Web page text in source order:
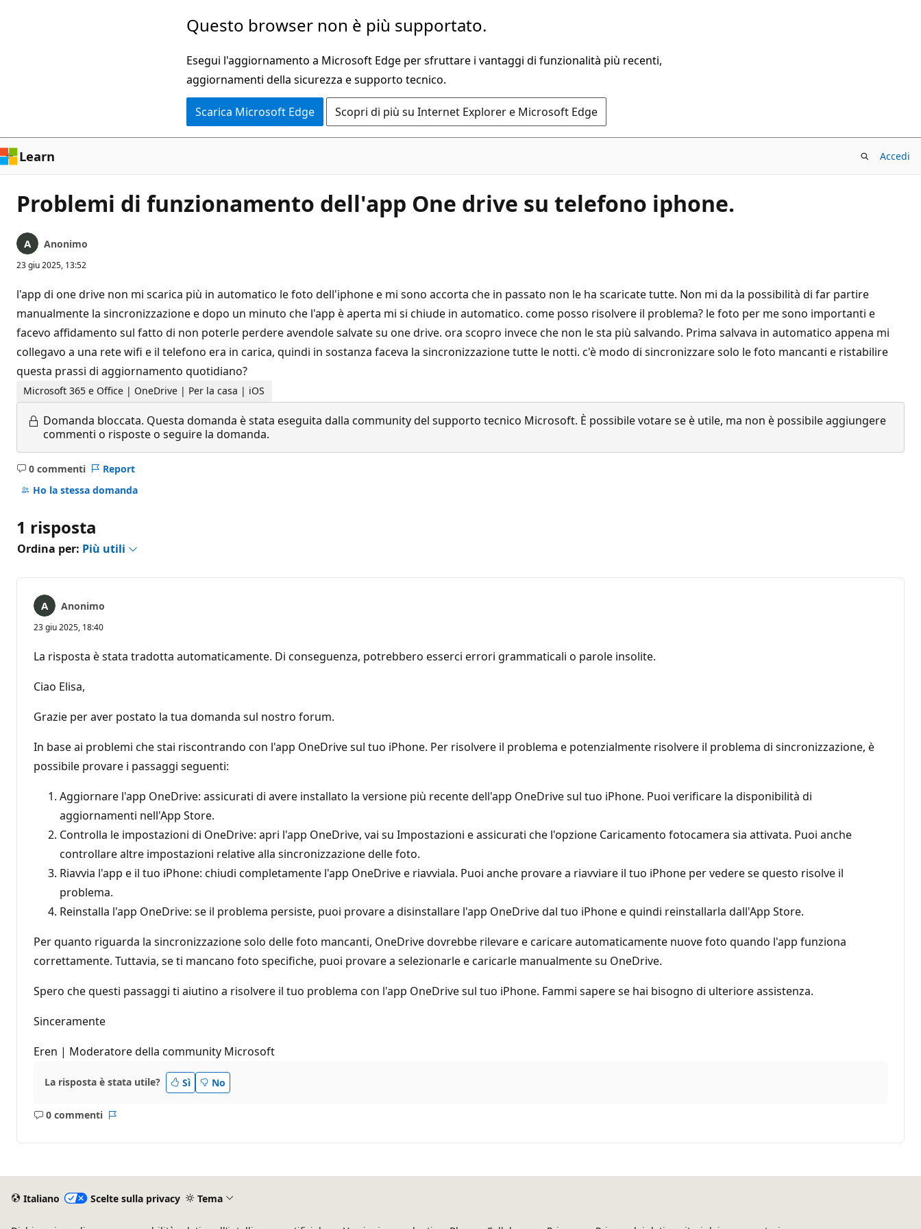
Questo browser non è più supportato.
Esegui l'aggiornamento a Microsoft Edge per sfruttare i vantaggi di funzionalità più recenti,
aggiornamenti della sicurezza e supporto tecnico.
Scarica Microsoft Edge Scopri di più su Internet Explorer e Microsoft Edge
Learn Accedi
Problemi di funzionamento dell'app One drive su telefono iphone.
Anonimo
23 giu 2025, 13:52
l'app di one drive non mi scarica più in automatico le foto dell'iphone e mi sono accorta che in passato non le ha scaricate tutte. Non mi da la possibilità di far partire
manualmente la sincronizzazione e dopo un minuto che l'app è aperta mi si chiude in automatico. come posso risolvere il problema? le foto per me sono importanti e
facevo affidamento sul fatto di non poterle perdere avendole salvate su one drive. ora scopro invece che non le sta più salvando. Prima salvava in automatico appena mi
collegavo a una rete wifi e il telefono era in carica, quindi in sostanza faceva la sincronizzazione tutte le notti. c'è modo di sincronizzare solo le foto mancanti e ristabilire
questa prassi di aggiornamento quotidiano?
Microsoft 365 e Office | OneDrive | Per la casa | iOS
Domanda bloccata. Questa domanda è stata eseguita dalla community del supporto tecnico Microsoft. È possibile votare se è utile, ma non è possibile aggiungere
commenti o risposte o seguire la domanda.
0 commenti
Nessun
commento
Report
Ho la stessa domanda
1 risposta
Ordina per: Più utili
Anonimo
23 giu 2025, 18:40
La risposta è stata tradotta automaticamente. Di conseguenza, potrebbero esserci errori grammaticali o parole insolite.
Ciao Elisa,
Grazie per aver postato la tua domanda sul nostro forum.
In base ai problemi che stai riscontrando con l'app OneDrive sul tuo iPhone. Per risolvere il problema e potenzialmente risolvere il problema di sincronizzazione, è
possibile provare i passaggi seguenti:
Aggiornare l'app OneDrive: assicurati di avere installato la versione più recente dell'app OneDrive sul tuo iPhone. Puoi verificare la disponibilità di
aggiornamenti nell'App Store.
Controlla le impostazioni di OneDrive: apri l'app OneDrive, vai su Impostazioni e assicurati che l'opzione Caricamento fotocamera sia attivata. Puoi anche
controllare altre impostazioni relative alla sincronizzazione delle foto.
Riavvia l'app e il tuo iPhone: chiudi completamente l'app OneDrive e riavviala. Puoi anche provare a riavviare il tuo iPhone per vedere se questo risolve il
problema.
Reinstalla l'app OneDrive: se il problema persiste, puoi provare a disinstallare l'app OneDrive dal tuo iPhone e quindi reinstallarla dall'App Store.
Per quanto riguarda la sincronizzazione solo delle foto mancanti, OneDrive dovrebbe rilevare e caricare automaticamente nuove foto quando l'app funziona
correttamente. Tuttavia, se ti mancano foto specifiche, puoi provare a selezionarle e caricarle manualmente su OneDrive.
Spero che questi passaggi ti aiutino a risolvere il tuo problema con l'app OneDrive sul tuo iPhone. Fammi sapere se hai bisogno di ulteriore assistenza.
Sinceramente
Eren | Moderatore della community Microsoft
La risposta è stata utile? Sì No
0 commenti
Nessun
Italiano Scelte sulla privacy Tema